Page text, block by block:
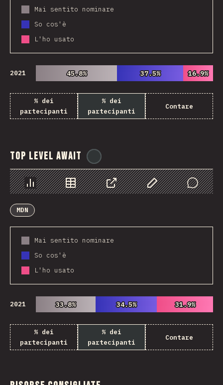
Mai sentito nominare
So cos'è
L'ho usato
2021 45.8%
45.8% 37.5%
37.5% 16.9%
16.9%
% dei
partecipanti
% dei
partecipanti
Contare
Top Level Await
Grafico Dati CondividerePersonalizza i dati
Comments
MDN
Mai sentito nominare
So cos'è
L'ho usato
2021 33.8%
33.8% 34.5%
34.5% 31.9%
31.9%
% dei
partecipanti
% dei
partecipanti
Contare